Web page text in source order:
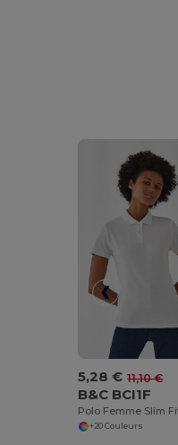
5,28 € 11,10 €
B&C BCI1F
+20 Couleurs